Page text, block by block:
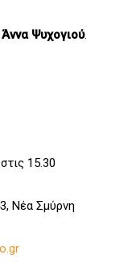
Άννα Ψυχογιού.
15.30
Νέα Σμύρνη